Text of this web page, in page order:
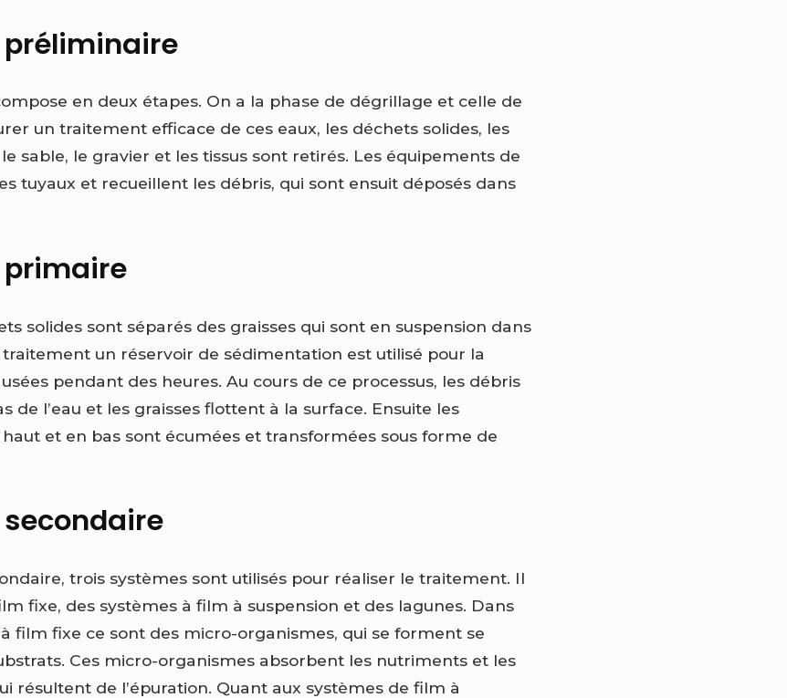
préliminaire
en deux étapes. On a la phase de dégrillage et celle de
un traitement efficace de ces eaux, les déchets solides, les
sable, le gravier et les tissus sont retirés. Les équipements de
tuyaux et recueillent les débris, qui sont ensuit déposés dans
primaire
solides sont séparés des graisses qui sont en suspension dans
traitement un réservoir de sédimentation est utilisé pour la
pendant des heures. Au cours de ce processus, les débris
de l’eau et les graisses flottent à la surface. Ensuite les
et en bas sont écumées et transformées sous forme de
trois systèmes sont utilisés pour réaliser le traitement. Il
fixe, des systèmes à film à suspension et des lagunes. Dans
film fixe ce sont des micro-organismes, qui se forment se
Ces micro-organismes absorbent les nutriments et les
résultent de l’épuration. Quant aux systèmes de film à